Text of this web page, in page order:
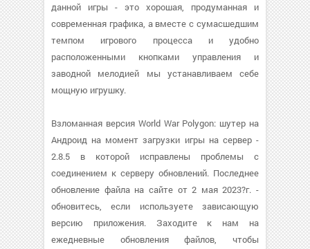
данной игры - это хорошая, продуманная и
современная графика, а вместе с сумасшедшим
темпом игрового процесса и удобно
расположенными кнопками управления и
заводной мелодией мы устанавливаем себе
мощную игрушку.
Взломанная версия World War Polygon: шутер на
Андроид на момент загрузки игры на сервер -
2.8.5 в которой исправлены проблемы с
соединением к серверу обновлений. Последнее
обновление файла на сайте от 2 мая 2023?г. -
обновитесь, если используете зависающую
версию приложения. Заходите к нам на
ежедневные обновления файлов, чтобы